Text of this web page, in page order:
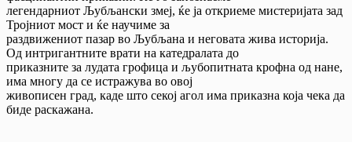
легендарниот Љубљански змеј, ќе ја откриеме мистеријата зад
Тројниот мост и ќе научиме за
раздвижениот пазар во Љубљана и неговата жива историја.
Од интригантните врати на катедралата до
приказните за лудата грофица и љубопитната крофна од нане,
има многу да се истражува во овој
живописен град, каде што секој агол има приказна која чека да
биде раскажана.